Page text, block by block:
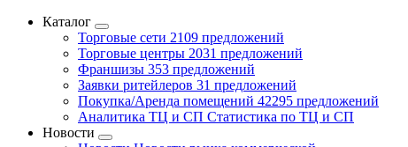
Каталог
Торговые сети 2109 предложений
Торговые центры 2031 предложений
Франшизы 353 предложений
Заявки ритейлеров 31 предложений
Покупка/Аренда помещений 42295 предложений
Аналитика ТЦ и СП Статистика по ТЦ и СП
Новости